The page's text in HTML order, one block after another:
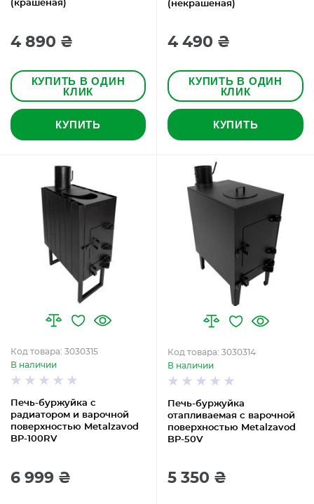
(крашеная)
4 890 ₴
КУПИТЬ В ОДИН
КЛИК
КУПИТЬ
(некрашеная)
4 490 ₴
КУПИТЬ В ОДИН
КЛИК
КУПИТЬ
Печь-буржуйка с
радиатором и варочной
поверхностью Metalzavod
BP-100RV
Код товара: 3030315
В наличии
6 999 ₴
Печь-буржуйка
отапливаемая с варочной
поверхностью Metalzavod
BP-50V
Код товара: 3030314
В наличии
5 350 ₴